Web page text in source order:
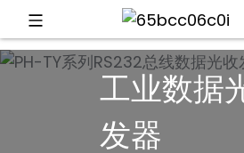
工业数据
发器